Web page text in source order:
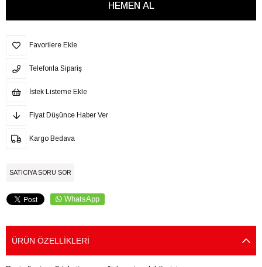
Favorilere Ekle
Telefonla Sipariş
İstek Listeme Ekle
Fiyat Düşünce Haber Ver
Kargo Bedava
SATICIYA SORU SOR
WhatsApp
ÜRÜN ÖZELLIKLERI